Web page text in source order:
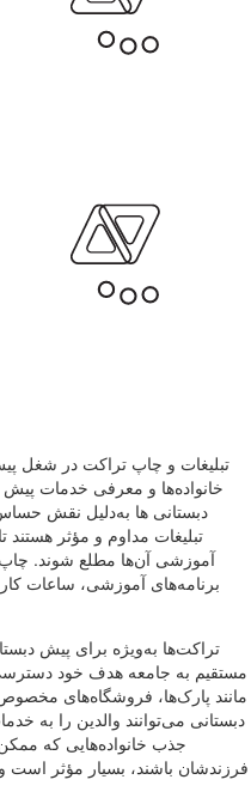
تبلیغات و چاپ تراکت در شغل
خانواده‌ها و معرفی خدمات پیش
دبستانی ها به‌دلیل نقش
تبلیغات مداوم و مؤثر هستند
آموزشی آن‌ها مطلع شوند. چاپ
برنامه‌های آموزشی، ساعات
تراکت‌ها به‌ویژه برای پیش
مستقیم به جامعه هدف خود دسترسی
مانند پارک‌ها، فروشگاه‌های
دبستانی می‌توانند والدین را به
جذب خانواده‌هایی که
فرزندشان باشند، بسیار مؤثر